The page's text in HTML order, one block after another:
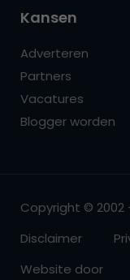
Kansen
Adverteren
Partners
Vacatures
Blogger worden
Copyright © 2002
Disclaimer
Website door